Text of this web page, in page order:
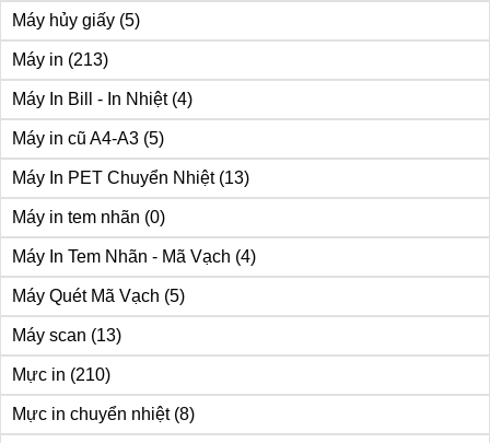
Máy hủy giấy (5)
Máy in (213)
Máy In Bill - In Nhiệt (4)
Máy in cũ A4-A3 (5)
Máy In PET Chuyển Nhiệt (13)
Máy in tem nhãn (0)
Máy In Tem Nhãn - Mã Vạch (4)
Máy Quét Mã Vạch (5)
Máy scan (13)
Mực in (210)
Mực in chuyển nhiệt (8)